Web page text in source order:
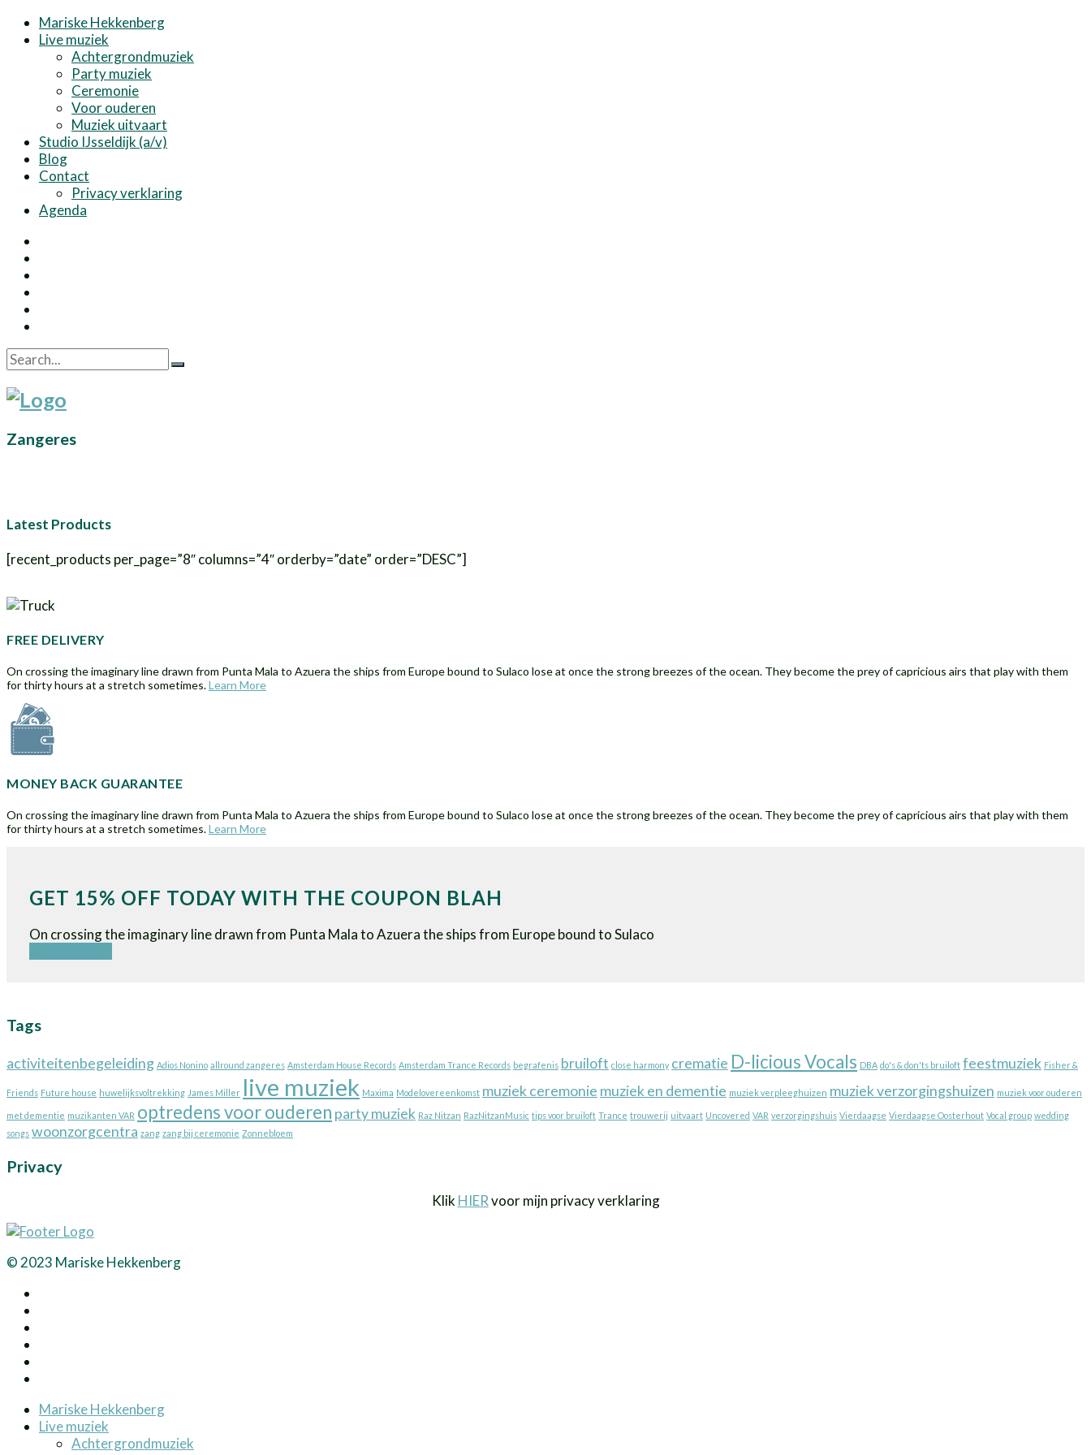
Mariske Hekkenberg
Live muziek
Achtergrondmuziek
Party muziek
Ceremonie
Voor ouderen
Muziek uitvaart
Studio IJsseldijk (a/v)
Blog
Contact
Privacy verklaring
Agenda
Zangeres
Latest Products
[recent_products per_page=”8″ columns=”4″ orderby=”date” order=”DESC”]
FREE DELIVERY
On crossing the imaginary line drawn from Punta Mala to Azuera the ships from Europe bound to Sulaco lose at once the strong breezes of the ocean. They become the prey of capricious airs that play with them
for thirty hours at a stretch sometimes.Learn More
MONEY BACK GUARANTEE
On crossing the imaginary line drawn from Punta Mala to Azuera the ships from Europe bound to Sulaco lose at once the strong breezes of the ocean. They become the prey of capricious airs that play with them
for thirty hours at a stretch sometimes.Learn More
GET 15% OFF TODAY WITH THE COUPON BLAH
On crossing the imaginary line drawn from Punta Mala to Azuera the ships from Europe bound to Sulaco
Tags
activiteitenbegeleiding Adios Nonino allround zangeres Amsterdam House Records Amsterdam Trance Records begrafenis bruiloft close harmony crematie D-licious Vocals DBA do's & don'ts bruiloft feestmuziek Fisher &
Friends Future house huwelijksvoltrekking James Miller live muziek Maxima Modelovereenkomst muziek ceremonie muziek en dementie muziek verpleeghuizen muziek verzorgingshuizen muziek voor ouderen
met dementie muzikanten VAR optredens voor ouderen party muziek Raz Nitzan RazNitzanMusic tips voor bruiloft Trance trouwerij uitvaart Uncovered VAR verzorgingshuis Vierdaagse Vierdaagse Oosterhout Vocal group wedding
songs woonzorgcentra zang zang bij ceremonie Zonnebloem
Privacy
Klik HIERvoor mijn privacy verklaring
© 2023 Mariske Hekkenberg
Mariske Hekkenberg
Live muziek
Achtergrondmuziek